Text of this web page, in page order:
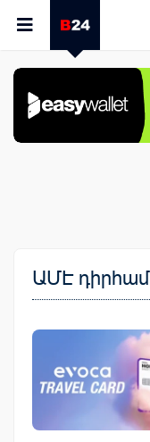
ԱՄԷ դիրհամ